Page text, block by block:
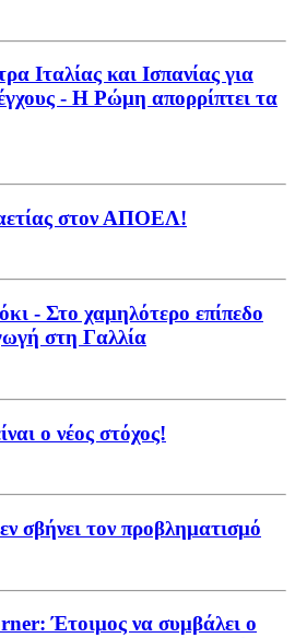
Ιταλίας και Ισπανίας για
- Η Ρώμη απορρίπτει τα
στον ΑΠΟΕΛ!
- Στο χαμηλότερο επίπεδο
στη Γαλλία
ο νέος στόχος!
σβήνει τoν προβληματισμό
Έτοιμος να συμβάλει ο